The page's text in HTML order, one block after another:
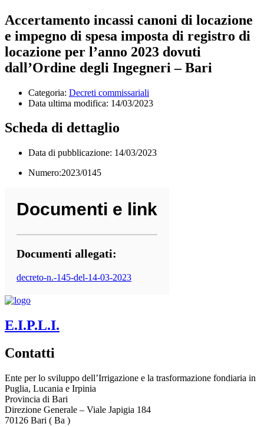
Accertamento incassi canoni di locazione
e impegno di spesa imposta di registro di
locazione per l’anno 2023 dovuti
dall’Ordine degli Ingegneri – Bari
Categoria: Decreti commissariali
Data ultima modifica: 14/03/2023
Scheda di dettaglio
Data di pubblicazione: 14/03/2023
Numero:2023/0145
Documenti e link
Documenti allegati:
decreto-n.-145-del-14-03-2023
E.I.P.L.I.
Contatti
Ente per lo sviluppo dell’Irrigazione e la trasformazione fondiaria in
Puglia, Lucania e Irpinia
Provincia di Bari
Direzione Generale – Viale Japigia 184
70126 Bari ( Ba )